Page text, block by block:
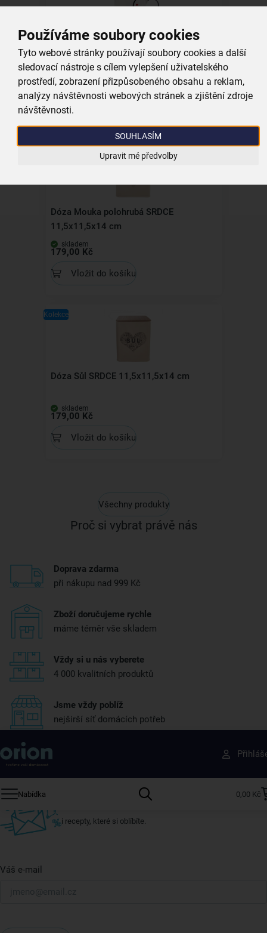
Používáme soubory cookies
Tyto webové stránky používají soubory cookies a další
sledovací nástroje s cílem vylepšení uživatelského
prostředí, zobrazení přizpůsobeného obsahu a reklam,
analýzy návštěvnosti webových stránek a zjištění zdroje
návštěvnosti.
SOUHLASÍM
Upravit mé předvolby
Hrnek Duo Love SRDCE 0,38 l
skladem
99,00 Kč
Vložit do košíku
Dóza Mouka polohrubá SRDCE
11,5x11,5x14 cm
skladem
179,00 Kč
Vložit do košíku
Kolekce
Dóza Sůl SRDCE 11,5x11,5x14 cm
skladem
179,00 Kč
Vložit do košíku
Všechny produkty
Proč si vybrat právě nás
Doprava zdarma
při nákupu nad 999 Kč
Zboží doručujeme rychle
máme téměr vše skladem
Vždy si u nás vyberete
4 000 kvalitních produktů
Jsme vždy poblíž
nejširší síť domácích potřeb
Nabídka 0,00 Kč
Získejte rady, recepty a tipy na slevy dřív než
ostatní
Přihlaste se k odběru našeho newsletteru.
i recepty, které si oblíbíte.
Váš e-mail